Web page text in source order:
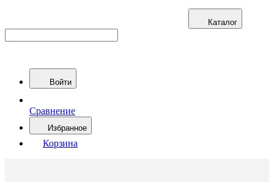
Каталог
Войти
Сравнение
Избранное
Корзина